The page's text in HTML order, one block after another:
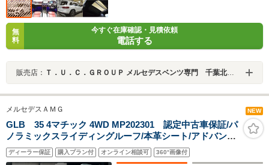
無
料
今すぐ在庫確認・見積依頼
電話する
販売店： Ｔ．Ｕ．Ｃ．ＧＲＯＵＰ メルセデスベンツ専門 千葉北インター店／（株）へリックス
メルセデスＡＭＧ NEW
GLB 35 4マチック 4WD MP202301 認定中古車保証/パ
ノラミックスライディングルーフ/本革シート/アドバンス
ドパッケージ/ヘッドアップディスプレイ/シートヒータ
ー/ETC2.0/360°カメラ/レーダーセーフティパッケージ
ディーラー保証 購入プラン付 オンライン相談可 360°画像付